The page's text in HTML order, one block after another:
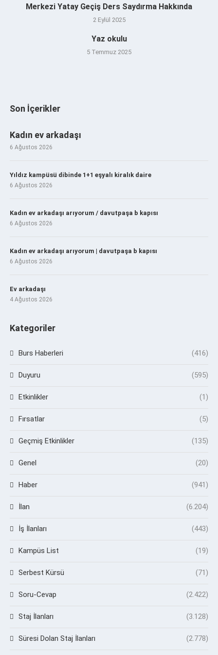
Merkezi Yatay Geçiş Ders Saydırma Hakkında
2 Eylül 2025
Yaz okulu
5 Temmuz 2025
Son İçerikler
Kadın ev arkadaşı
6 Ağustos 2026
Yıldız kampüsü dibinde 1+1 eşyalı kiralık daire
6 Ağustos 2026
Kadın ev arkadaşı arıyorum / davutpaşa b kapısı
6 Ağustos 2026
Kadın ev arkadaşı arıyorum | davutpaşa b kapısı
6 Ağustos 2026
Ev arkadaşı
4 Ağustos 2026
Kategoriler
Burs Haberleri (416)
Duyuru (595)
Etkinlikler (1)
Fırsatlar (5)
Geçmiş Etkinlikler (135)
Genel (20)
Haber (941)
İlan (6.204)
İş İlanları (443)
Kampüs List (19)
Serbest Kürsü (71)
Soru-Cevap (2.422)
Staj İlanları (3.128)
Süresi Dolan Staj İlanları (2.778)